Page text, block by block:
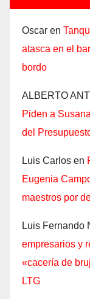
Oscar en
atasca en el
bordo
ALBERTO
Piden a
del
Luis Carlos en
Eugenia
maestros por
Luis Fernando
empresarios y
«cacería de
LTG